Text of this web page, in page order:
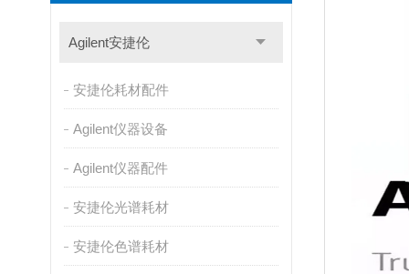
Agilent安捷伦
安捷伦耗材配件
Agilent仪器设备
Agilent仪器配件
安捷伦光谱耗材
安捷伦色谱耗材